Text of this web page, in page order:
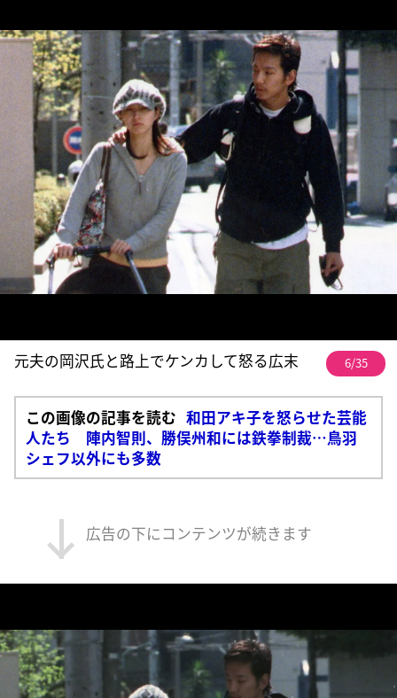
元夫の岡沢氏と路上でケンカして怒る広末 6/35
この画像の記事を読む 和田アキ子を怒らせた芸能
人たち 陣内智則、勝俣州和には鉄拳制裁…鳥羽
シェフ以外にも多数
広告の下にコンテンツが続きます